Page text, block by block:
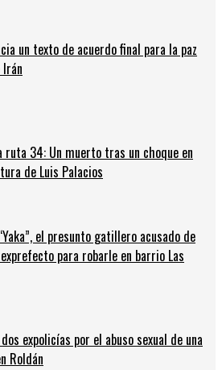
un texto de acuerdo final para la paz
Irán
ruta 34: Un muerto tras un choque en
de Luis Palacios
el presunto gatillero acusado de
para robarle en barrio Las
expolicías por el abuso sexual de una
Roldán